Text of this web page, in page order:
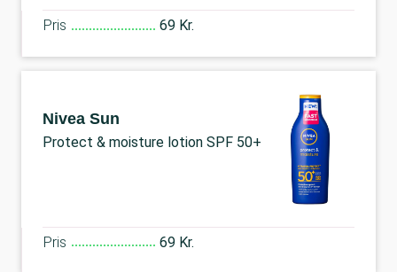
Pris 69 Kr.
Nivea Sun
Protect & moisture lotion SPF 50+
Pris 69 Kr.